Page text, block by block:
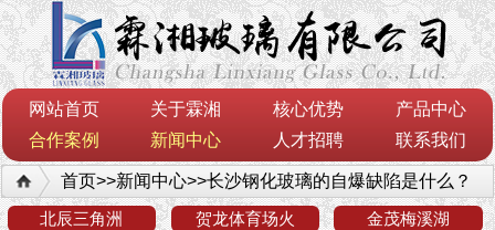
网站首页 关于霖湘 核心优势
产品中心
合作案例
新闻中心 人才招聘 联系我们
首页>>新闻中心>>长沙钢化玻璃的自爆缺陷是什么？
北辰三角洲 贺龙体育场火
金茂梅溪湖